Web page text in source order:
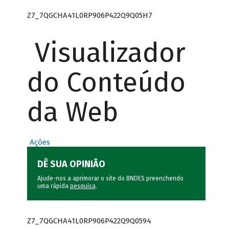
Z7_7QGCHA41L0RP906P422Q9Q05H7
Visualizador
do Conteúdo
da Web
Ações
DÊ SUA OPINIÃO
Ajude-nos a aprimorar o site do BNDES preenchendo
uma rápida pesquisa.
Z7_7QGCHA41L0RP906P422Q9Q0594